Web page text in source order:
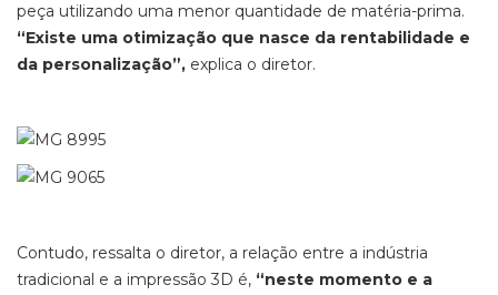
peça utilizando uma menor quantidade de matéria-prima.
“Existe uma otimização que nasce da rentabilidade e
da personalização”, explica o diretor.
Contudo, ressalta o diretor, a relação entre a indústria
tradicional e a impressão 3D é, “neste momento e a